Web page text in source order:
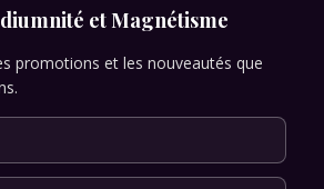
et Magnétisme
promotions et les nouveautés que